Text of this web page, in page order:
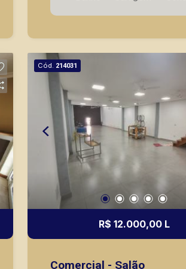
segurança, em locação, vendas
nos principais lançamentos da
de Ribeirão Preto.
Cód. 214031
R$ 12.000,00 L
Comercial - Salão